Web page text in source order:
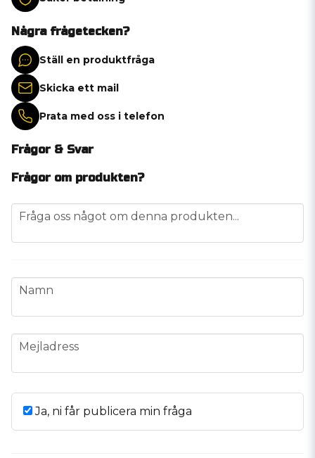
Några frågetecken?
Ställ en produktfråga
Skicka ett mail
Prata med oss i telefon
Frågor & Svar
Frågor om produkten?
question
Fråga oss något om denna produkten...
name
Namn
email
Mejladress
Ja, ni får publicera min fråga